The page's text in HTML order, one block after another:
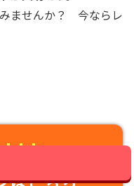
ませんか？ 今ならレ
付き
はこちら